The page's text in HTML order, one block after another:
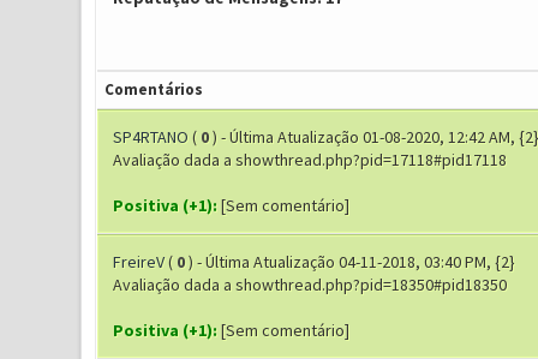
Comentários
SP4RTANO ( 0) - Última Atualização 01-08-2020, 12:42 AM, {2}
Avaliação dada a showthread.php?pid=17118#pid17118
Positiva (+1): [Sem comentário]
FreireV( 0) - Última Atualização 04-11-2018, 03:40 PM, {2}
Avaliação dada a showthread.php?pid=18350#pid18350
Positiva (+1): [Sem comentário]